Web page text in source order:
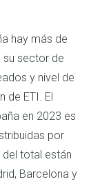
hay más de
su sector de
y nivel de
de ETI. El
en 2023 es
por
total están
Barcelona y